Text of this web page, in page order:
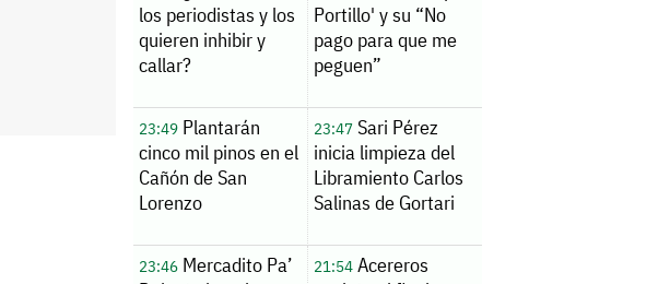
los periodistas y los
quieren inhibir y
callar?
Portillo' y su “No
pago para que me
peguen”
23:49 Plantarán
cinco mil pinos en el
Cañón de San
Lorenzo
23:47Sari Pérez
inicia limpieza del
Libramiento Carlos
Salinas de Gortari
23:46 Mercadito Pa’
21:54Acereros